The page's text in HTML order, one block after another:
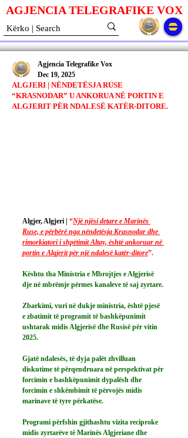
AGJENCIA TELEGRAFIKE VOX
ALGJERI | NËNDETËSJA RUSE
“KRASNODAR” U ANKORUA NË PORTIN E
ALGJERIT PËR NDALESË KATËR-DITORE.
Agjencia Telegrafike Vox
Dec 19, 2025
Algjer, Algjeri | “Një njësi detare e Marinës
Ruse, e përbërë nga nëndetësja Krasnodar dhe
rimorkiatori i shpëtimit Altay, është ankoruar në
portin e Algjerit për një ndalesë katër-ditore”.
Kështu tha Ministria e Mbrojtjes e Algjerisë
dje në mbrëmje përmes kanaleve të saj zyrtare.
Zbarkimi, vuri në dukje ministria, është pjesë
e zbatimit të programit të bashkëpunimit
ushtarak midis Algjerisë dhe Rusisë për vitin
2025.
Gjatë ndalesës, të dyja palët zhvilluan
diskutime të përqendruara në perspektivat për
forcimin e bashkëpunimit dypalësh dhe
forcimin e shkëmbimit të përvojës midis
marinave të tyre përkatëse.
Programi përfshin gjithashtu vizita reciproke
midis zyrtarëve të Marinës Algjeriane dhe